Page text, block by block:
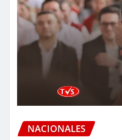
NACIONALES